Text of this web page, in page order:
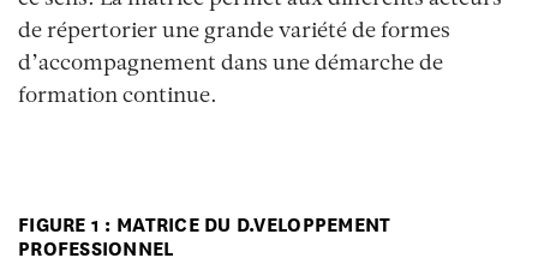
de répertorier une grande variété de formes
d’accompagnement dans une démarche de
formation continue.
FIGURE 1 : MATRICE DU D.VELOPPEMENT
PROFESSIONNEL